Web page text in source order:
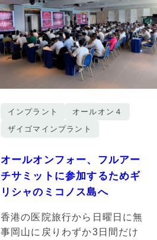
インプラント
オールオン４
ザイゴマインプラント
オールオンフォー、フルアー
チサミットに参加するためギ
リシャのミコノス島へ
香港の医院旅行から日曜日に無
事岡山に戻りわずか3日間だけ